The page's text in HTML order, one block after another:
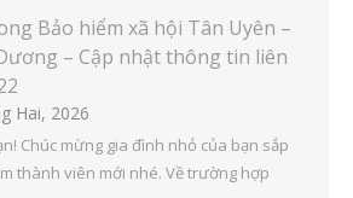
Bảo hiểm xã hội Tân Uyên –
– Cập nhật thông tin liên
Hai, 2026
Chúc mừng gia đình nhỏ của bạn sắp
thành viên mới nhé. Về trường hợp